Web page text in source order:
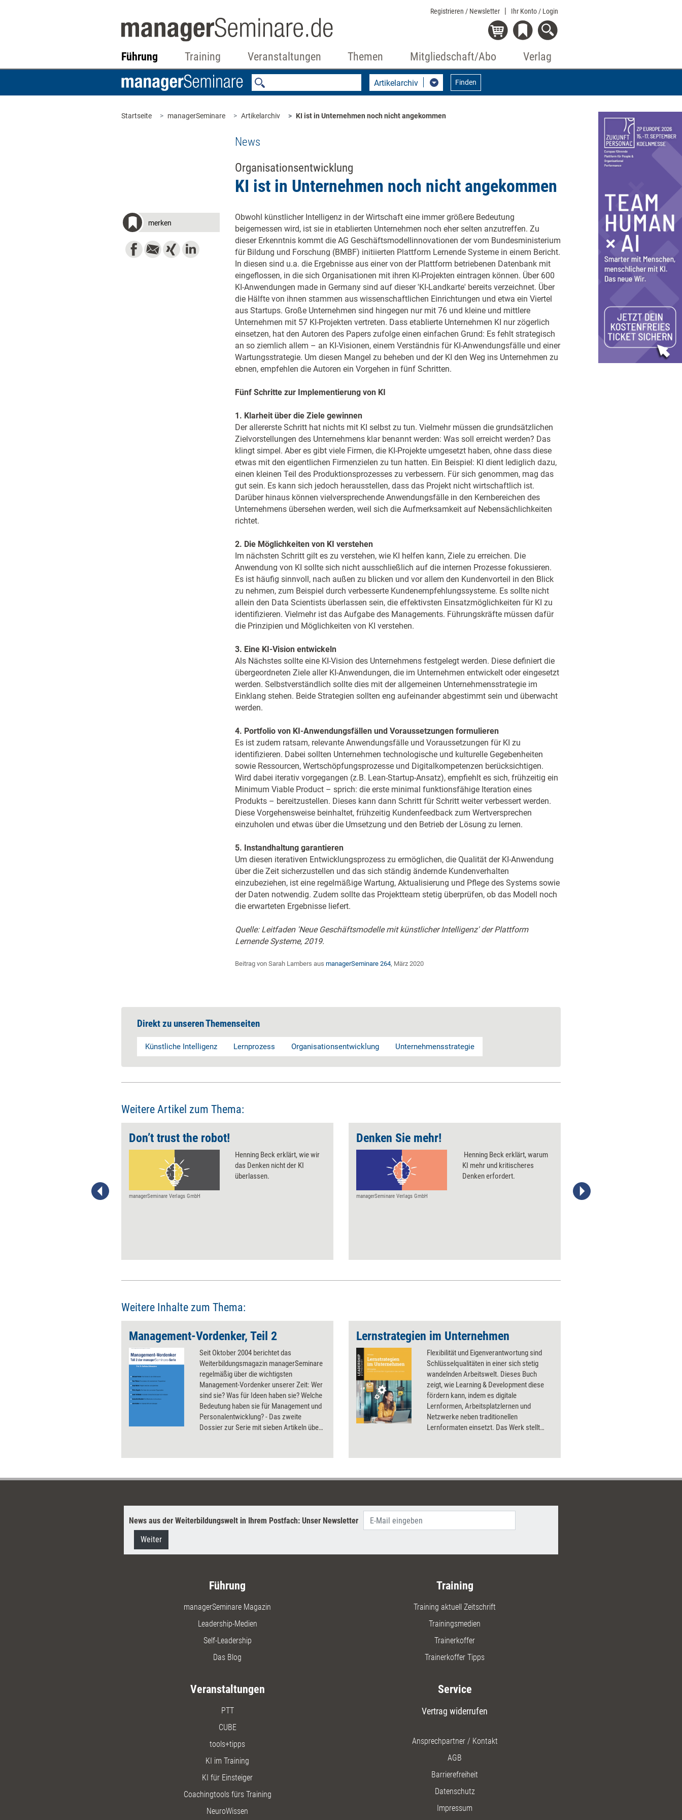
Registrieren / Newsletter Ihr Konto / Login
Führung Training Veranstaltungen Themen Mitgliedschaft/Abo Verlag
Artikelarchiv Finden
Startseite managerSeminare Artikelarchiv KI ist in Unternehmen noch nicht angekommen
News
Organisationsentwicklung
KI ist in Unternehmen noch nicht angekommen
merken
Obwohl künstlicher Intelligenz in der Wirtschaft eine immer größere Bedeutung
beigemessen wird, ist sie in etablierten Unternehmen noch eher selten anzutreffen. Zu
dieser Erkenntnis kommt die AG Geschäftsmodellinnovationen der vom Bundesministerium
für Bildung und Forschung (BMBF) initiierten Plattform Lernende Systeme in einem Bericht.
In diesen sind u.a. die Ergebnisse aus einer von der Plattform betriebenen Datenbank mit
eingeflossen, in die sich Organisationen mit ihren KI-Projekten eintragen können. Über 600
KI-Anwendungen made in Germany sind auf dieser 'KI-Landkarte' bereits verzeichnet. Über
die Hälfte von ihnen stammen aus wissenschaftlichen Einrichtungen und etwa ein Viertel
aus Startups. Große Unternehmen sind hingegen nur mit 76 und kleine und mittlere
Unternehmen mit 57 KI-Projekten vertreten. Dass etablierte Unternehmen KI nur zögerlich
einsetzen, hat den Autoren des Papers zufolge einen einfachen Grund: Es fehlt strategisch
an so ziemlich allem – an KI-Visionen, einem Verständnis für KI-Anwendungsfälle und einer
Wartungsstrategie. Um diesen Mangel zu beheben und der KI den Weg ins Unternehmen zu
ebnen, empfehlen die Autoren ein Vorgehen in fünf Schritten.
Fünf Schritte zur Implementierung von KI
1. Klarheit über die Ziele gewinnen
Der allererste Schritt hat nichts mit KI selbst zu tun. Vielmehr müssen die grundsätzlichen
Zielvorstellungen des Unternehmens klar benannt werden: Was soll erreicht werden? Das
klingt simpel. Aber es gibt viele Firmen, die KI-Projekte umgesetzt haben, ohne dass diese
etwas mit den eigentlichen Firmenzielen zu tun hatten. Ein Beispiel: KI dient lediglich dazu,
einen kleinen Teil des Produktionsprozesses zu verbessern. Für sich genommen, mag das
gut sein. Es kann sich jedoch herausstellen, dass das Projekt nicht wirtschaftlich ist.
Darüber hinaus können vielversprechende Anwendungsfälle in den Kernbereichen des
Unternehmens übersehen werden, weil sich die Aufmerksamkeit auf Nebensächlichkeiten
richtet.
2. Die Möglichkeiten von KI verstehen
Im nächsten Schritt gilt es zu verstehen, wie KI helfen kann, Ziele zu erreichen. Die
Anwendung von KI sollte sich nicht ausschließlich auf die internen Prozesse fokussieren.
Es ist häufig sinnvoll, nach außen zu blicken und vor allem den Kundenvorteil in den Blick
zu nehmen, zum Beispiel durch verbesserte Kundenempfehlungssysteme. Es sollte nicht
allein den Data Scientists überlassen sein, die effektivsten Einsatzmöglichkeiten für KI zu
identifizieren. Vielmehr ist das Aufgabe des Managements. Führungskräfte müssen dafür
die Prinzipien und Möglichkeiten von KI verstehen.
3. Eine KI-Vision entwickeln
Als Nächstes sollte eine KI-Vision des Unternehmens festgelegt werden. Diese definiert die
übergeordneten Ziele aller KI-Anwendungen, die im Unternehmen entwickelt oder eingesetzt
werden. Selbstverständlich sollte dies mit der allgemeinen Unternehmensstrategie im
Einklang stehen. Beide Strategien sollten eng aufeinander abgestimmt sein und überwacht
werden.
4. Portfolio von KI-Anwendungsfällen und Voraussetzungen formulieren
Es ist zudem ratsam, relevante Anwendungsfälle und Voraussetzungen für KI zu
identifizieren. Dabei sollten Unternehmen technologische und kulturelle Gegebenheiten
sowie Ressourcen, Wertschöpfungsprozesse und Digitalkompetenzen berücksichtigen.
Wird dabei iterativ vorgegangen (z.B. Lean-Startup-Ansatz), empfiehlt es sich, frühzeitig ein
Minimum Viable Product – sprich: die erste minimal funktionsfähige Iteration eines
Produkts – bereitzustellen. Dieses kann dann Schritt für Schritt weiter verbessert werden.
Diese Vorgehensweise beinhaltet, frühzeitig Kundenfeedback zum Wertversprechen
einzuholen und etwas über die Umsetzung und den Betrieb der Lösung zu lernen.
5. Instandhaltung garantieren
Um diesen iterativen Entwicklungsprozess zu ermöglichen, die Qualität der KI-Anwendung
über die Zeit sicherzustellen und das sich ständig ändernde Kundenverhalten
einzubeziehen, ist eine regelmäßige Wartung, Aktualisierung und Pflege des Systems sowie
der Daten notwendig. Zudem sollte das Projektteam stetig überprüfen, ob das Modell noch
die erwarteten Ergebnisse liefert.
Quelle: Leitfaden 'Neue Geschäftsmodelle mit künstlicher Intelligenz' der Plattform
Lernende Systeme, 2019.
Beitrag von Sarah Lambers aus managerSeminare 264, März 2020
Direkt zu unseren Themenseiten
Künstliche Intelligenz Lernprozess Organisationsentwicklung Unternehmensstrategie
Weitere Artikel zum Thema:
Don’t trust the robot!
managerSeminare Verlags GmbH
Henning Beck erklärt, wie wir
das Denken nicht der KI
überlassen.
Denken Sie mehr!
managerSeminare Verlags GmbH
​ Henning Beck erklärt, warum
KI mehr und kritischeres
Denken erfordert. ​
Stefanie Diers; © www.trainerkoffer.de
Weitere Inhalte zum Thema:
Management-Vordenker, Teil 2
Seit Oktober 2004 berichtet das
Weiterbildungsmagazin managerSeminare
regelmäßig über die wichtigsten
Management-Vordenker unserer Zeit: Wer
sind sie? Was für Ideen haben sie? Welche
Bedeutung haben sie für Management und
Personalentwicklung? - Das zweite
Dossier zur Serie mit sieben Artikeln über
Ghoshal und John Kotter ist hier als eDoc
Lernstrategien im Unternehmen
Flexibilität und Eigenverantwortung sind
Schlüsselqualitäten in einer sich stetig
wandelnden Arbeitswelt. Dieses Buch
zeigt, wie Learning & Development diese
fördern kann, indem es digitale
Lernformen, Arbeitsplatzlernen und
Netzwerke neben traditionellen
Lernformaten einsetzt. Das Werk stellt
Analysen zur Verbesserung von
Impulsgeber für alle, die nach zeitgemäßen
News aus der Weiterbildungswelt in Ihrem Postfach: Unser Newsletter
Weiter
Führung
managerSeminare Magazin
Leadership-Medien
Self-Leadership
Das Blog
Training
Training aktuell Zeitschrift
Trainingsmedien
Trainerkoffer
Trainerkoffer Tipps
Veranstaltungen
PTT
CUBE
tools+tipps
KI im Training
KI für Einsteiger
Coachingtools fürs Training
NeuroWissen
Service
Vertrag widerrufen
Ansprechpartner / Kontakt
AGB
Barrierefreiheit
Datenschutz
Impressum